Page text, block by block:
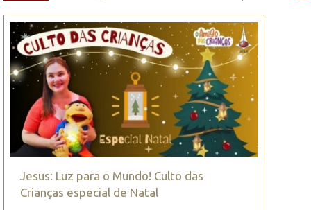
Jesus: Luz para o Mundo! Culto das
Crianças especial de Natal